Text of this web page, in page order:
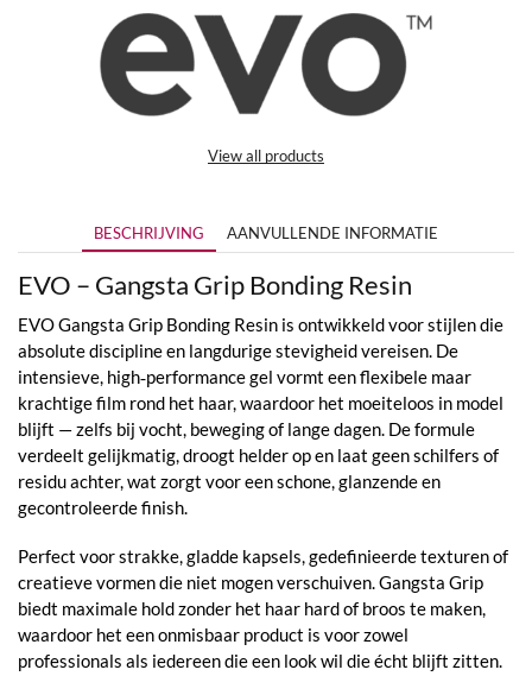
View all products
BESCHRIJVING AANVULLENDE INFORMATIE
EVO – Gangsta Grip Bonding Resin
EVO Gangsta Grip Bonding Resin is ontwikkeld voor stijlen die
absolute discipline en langdurige stevigheid vereisen. De
intensieve, high‑performance gel vormt een flexibele maar
krachtige film rond het haar, waardoor het moeiteloos in model
blijft — zelfs bij vocht, beweging of lange dagen. De formule
verdeelt gelijkmatig, droogt helder op en laat geen schilfers of
residu achter, wat zorgt voor een schone, glanzende en
gecontroleerde finish.
Perfect voor strakke, gladde kapsels, gedefinieerde texturen of
creatieve vormen die niet mogen verschuiven. Gangsta Grip
biedt maximale hold zonder het haar hard of broos te maken,
waardoor het een onmisbaar product is voor zowel
professionals als iedereen die een look wil die écht blijft zitten.